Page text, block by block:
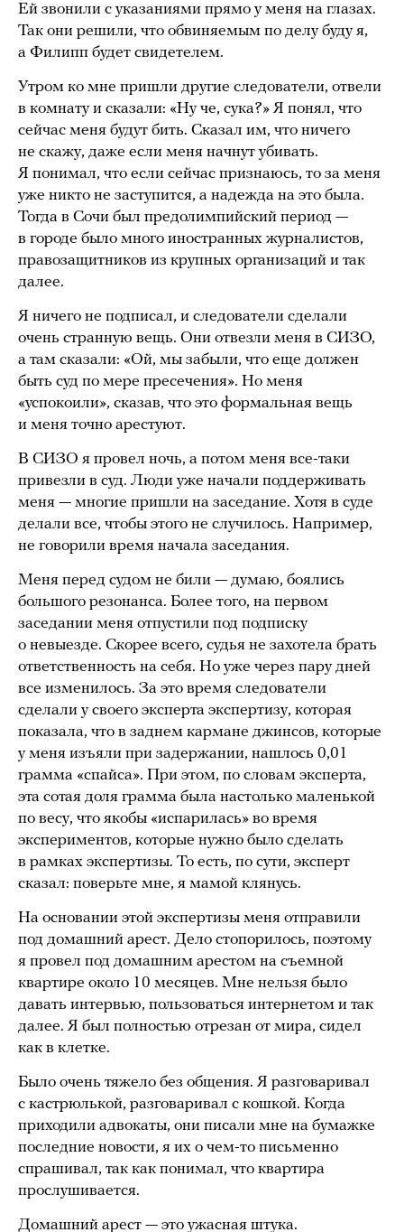
Ей звонили с указаниями прямо у меня на глазах.
Так они решили, что обвиняемым по делу буду я,
а Филипп будет свидетелем.
Утром ко мне пришли другие следователи, отвели
в комнату и сказали: «Ну че, сука?» Я понял, что
сейчас меня будут бить. Сказал им, что ничего
не скажу, даже если меня начнут убивать.
Я понимал, что если сейчас признаюсь, то за меня
уже никто не заступится, а надежда на это была.
Тогда в Сочи был предолимпийский период —
в городе было много иностранных журналистов,
правозащитников из крупных организаций и так
далее.
Я ничего не подписал, и следователи сделали
очень странную вещь. Они отвезли меня в СИЗО,
а там сказали: «Ой, мы забыли, что еще должен
быть суд по мере пресечения». Но меня
«успокоили», сказав, что это формальная вещь
и меня точно арестуют.
В СИЗО я провел ночь, а потом меня все-таки
привезли в суд. Люди уже начали поддерживать
меня — многие пришли на заседание. Хотя в суде
делали все, чтобы этого не случилось. Например,
не говорили время начала заседания.
Меня перед судом не били — думаю, боялись
большого резонанса. Более того, на первом
заседании меня отпустили под подписку
о невыезде. Скорее всего, судья не захотела брать
ответственность на себя. Но уже через пару дней
все изменилось. За это время следователи
сделали у своего эксперта экспертизу, которая
показала, что в заднем кармане джинсов, которые
у меня изъяли при задержании, нашлось 0,01
грамма «спайса». При этом, по словам эксперта,
эта сотая доля грамма была настолько маленькой
по весу, что якобы «испарилась» во время
экспериментов, которые нужно было сделать
в рамках экспертизы. То есть, по сути, эксперт
сказал: поверьте мне, я мамой клянусь.
На основании этой экспертизы меня отправили
под домашний арест. Дело стопорилось, поэтому
я провел под домашним арестом на съемной
квартире около 10 месяцев. Мне нельзя было
давать интервью, пользоваться интернетом и так
далее. Я был полностью отрезан от мира, сидел
как в клетке.
Было очень тяжело без общения. Я разговаривал
с кастрюлькой, разговаривал с кошкой. Когда
приходили адвокаты, они писали мне на бумажке
последние новости, я их о чем-то письменно
спрашивал, так как понимал, что квартира
прослушивается.
Домашний арест — это ужасная штука.